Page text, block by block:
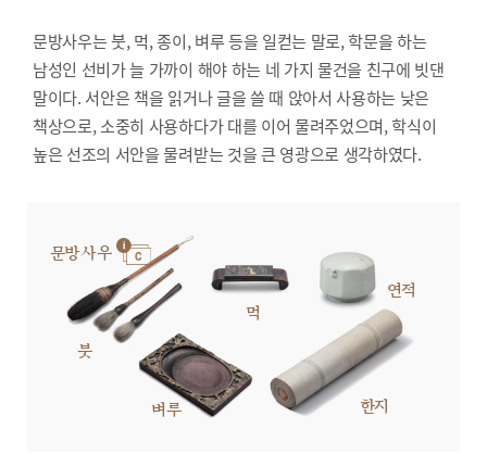
문방사우는 붓, 먹, 종이, 벼루 등을 일컫는 말로, 학문을 하는
남성인 선비가 늘 가까이 해야 하는 네 가지 물건을 친구에 빗댄
말이다. 서안은 책을 읽거나 글을 쓸 때 앉아서 사용하는 낮은
책상으로, 소중히 사용하다가 대를 이어 물려주었으며, 학식이
높은 선조의 서안을 물려받는 것을 큰 영광으로 생각하였다.
문방사우
붓
먹
연적
벼루 한지